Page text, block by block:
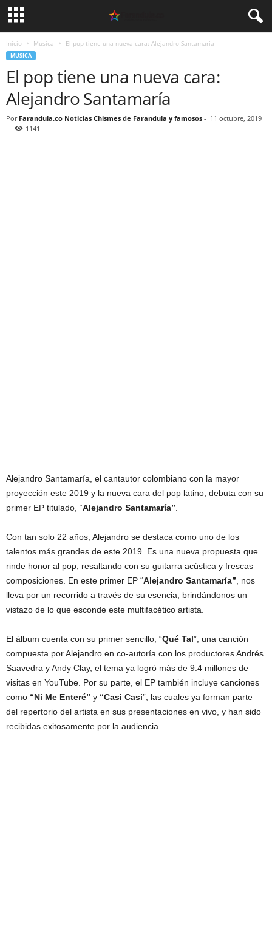
Inicio Musica El pop tiene una nueva cara: Alejandro Santamaría
MUSICA
El pop tiene una nueva cara:
Alejandro Santamaría
Por Farandula.co Noticias Chismes de Farandula y famosos - 11 octubre, 2019
1141
Alejandro Santamaría, el cantautor colombiano con la mayor
proyección este 2019 y la nueva cara del pop latino, debuta con su
primer EP titulado, “Alejandro Santamaría”
Con tan solo 22 años, Alejandro se destaca como uno de los
talentos más grandes de este 2019. Es una nueva propuesta que
rinde honor al pop, resaltando con su guitarra acústica y frescas
composiciones. En este primer EP “Alejandro Santamaría” , nos
lleva por un recorrido a través de su esencia, brindándonos un
vistazo de lo que esconde este multifacético artista.
El álbum cuenta con su primer sencillo, “Qué Tal”, una canción
compuesta por Alejandro en co-autoría con los productores Andrés
Saavedra y Andy Clay, el tema ya logró más de 9.4 millones de
visitas en YouTube. Por su parte, el EP también incluye canciones
como “Ni Me Enteré” y “Casi Casi”, las cuales ya forman parte
del repertorio del artista en sus presentaciones en vivo, y han sido
recibidas exitosamente por la audiencia.